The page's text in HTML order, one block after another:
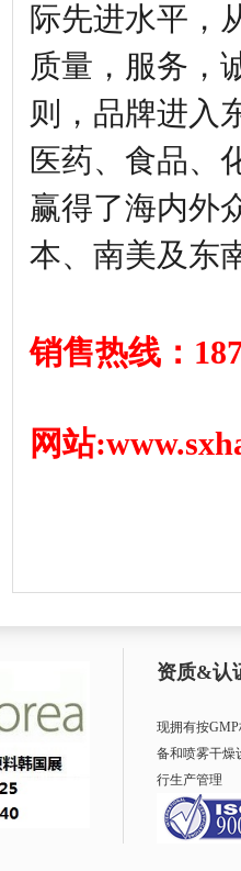
际先进水平，
质量，服务，
则，品牌进入
医药、食品、
赢得了海内外
本、南美及东
销售热线：
网站
资质&认
现拥有按
备和喷雾干燥
行生产管理